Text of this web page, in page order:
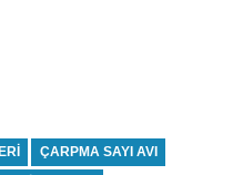
ÇARPMA SAYI AVI